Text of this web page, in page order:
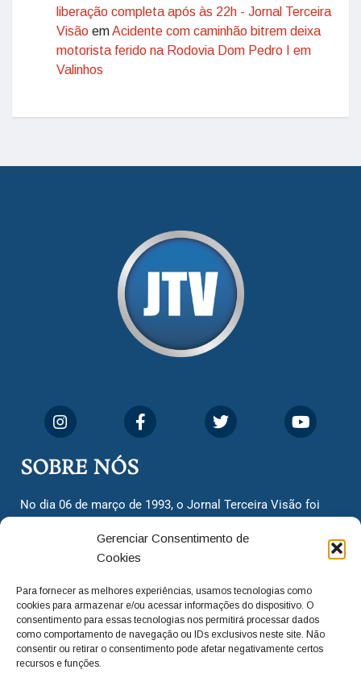
Gerenciar Consentimento de
Cookies
Para fornecer as melhores experiências, usamos tecnologias como
cookies para armazenar e/ou acessar informações do dispositivo. O
consentimento para essas tecnologias nos permitirá processar dados
como comportamento de navegação ou IDs exclusivos neste site. Não
consentir ou retirar o consentimento pode afetar negativamente certos
recursos e funções.
liberação completa após às 22h - Jornal Terceira
Visão emAcidente com caminhão bitrem deixa
motorista ferido na Rodovia Dom Pedro I em
Valinhos
SOBRE NÓS
No dia 06 de março de 1993, o Jornal Terceira Visão foi
cidadãos valinhenses, já que naquela época só existiam
dois jornais. Há mais de 30 anos, o jornal continua
com o foco de trazer as melhores notícias. Nunca
deixamos de lado as necessidades do cidadão, sempre
questionando os órgãos públicos em busca de melhorias
para a cidade e sempre cobrando resoluções para casos